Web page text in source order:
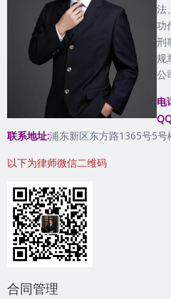
法
功
刑
规
公
电
联系地址:浦东新区东方路1365号5号
以下为律师微信二维码
合同管理